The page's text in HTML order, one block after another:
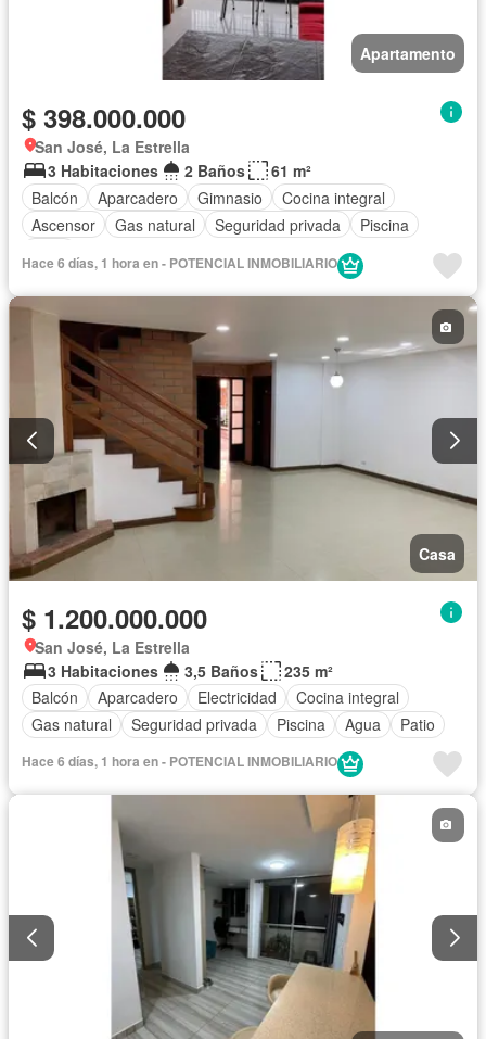
Apartamento
$ 398.000.000
San José, La Estrella
3 Habitaciones
2 Baños
61 m²
Balcón
Aparcadero Gimnasio
Cocina integral
Ascensor
Gas natural Seguridad privada
Piscina
Hace 6 días, 1 hora en - POTENCIAL INMOBILIARIO
Casa
$ 1.200.000.000
San José, La Estrella
3 Habitaciones
3,5 Baños
235 m²
Balcón
Aparcadero Electricidad
Cocina integral
Gas natural
Seguridad privada Piscina Agua Patio
Hace 6 días, 1 hora en - POTENCIAL INMOBILIARIO